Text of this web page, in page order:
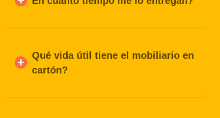
Qué vida útil tiene el mobiliario en
cartón?